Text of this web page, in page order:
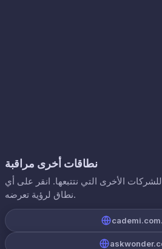
نطاقات أخرى مراقبة
الأخرى التي نتتبعها. انقر على أي
نطاق لرؤية تعرضه.